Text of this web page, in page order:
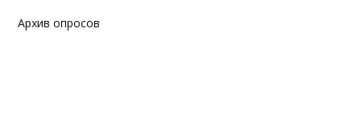
Архив опросов